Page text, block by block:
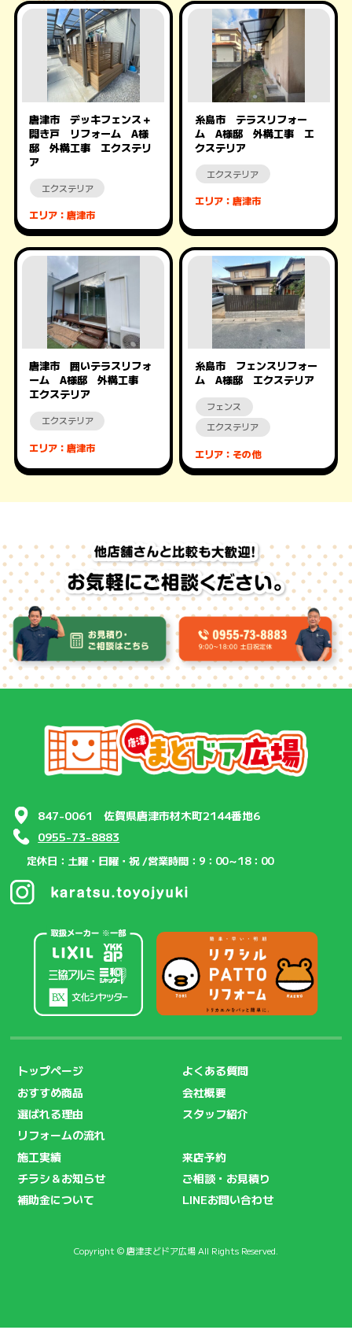
唐津市 デッキフェンス＋
開き戸 リフォーム A様
邸 外構工事 エクステリ
ア
エクステリア
エリア：唐津市
糸島市 テラスリフォー
ム A様邸 外構工事 エ
クステリア
エクステリア
エリア：唐津市
唐津市 囲いテラスリフォ
ーム A様邸 外構工事
エクステリア
エクステリア
エリア：唐津市
糸島市 フェンスリフォー
ム A様邸 エクステリア
フェンス
エクステリア
エリア：その他
847-0061 佐賀県唐津市材木町2144番地6
0955-73-8883
定休日：土曜・日曜・祝 /営業時間：9：00～18：00
トップページ
おすすめ商品
選ばれる理由
リフォームの流れ
よくある質問
会社概要
スタッフ紹介
施工実績
チラシ＆お知らせ
補助金について
来店予約
ご相談・お見積り
LINEお問い合わせ
Copyright © 唐津まどドア広場 All Rights Reserved.